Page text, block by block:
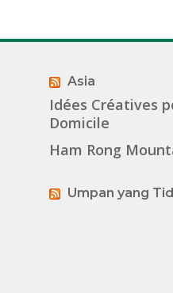
Asia
Idées Créatives
Domicile
Ham Rong
Umpan yang